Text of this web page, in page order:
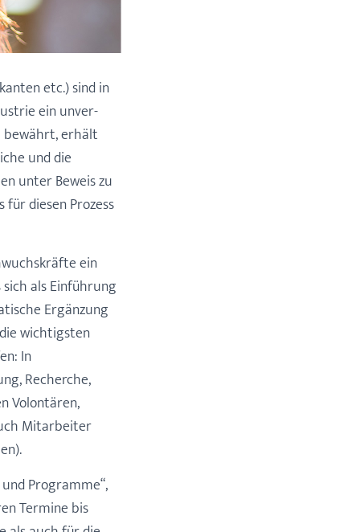
etc.) sind in
ein unver­
bewährt, erhält
und die
unter Beweis zu
diesen Prozess
ein
als Einführung
Ergänzung
wichtigsten
In
Recherche,
Volontären,
Mitarbeiter
Programme“,
Termine bis